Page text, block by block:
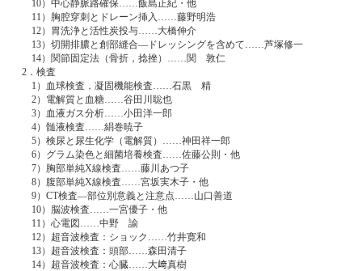
10）中心静脈路確保……飯島正紀・他
11）胸腔穿刺とドレーン挿入……藤野明浩
12）胃洗浄と活性炭投与……大橋伸介
13）切開排膿と創部縫合―ドレッシングを含めて……芦塚修一
14）関節固定法（骨折，捻挫）……関 敦仁
2．検査
1）血球検査，凝固機能検査……石黒 精
2）電解質と血糖……谷田川聡也
3）血液ガス分析……小田洋一郎
4）髄液検査……絹巻暁子
5）検尿と尿生化学（電解質）……神田祥一郎
6）グラム染色と細菌培養検査……佐藤公則・他
7）胸部単純X線検査……藤川あつ子
8）腹部単純X線検査……宮坂実木子・他
9）CT検査―部位別意義と注意点……山口善道
10）脳波検査……一宮優子・他
11）心電図……中野 諭
12）超音波検査：ショック……竹井寛和
13）超音波検査：頭部……森田清子
14）超音波検査：心臓……大﨑真樹